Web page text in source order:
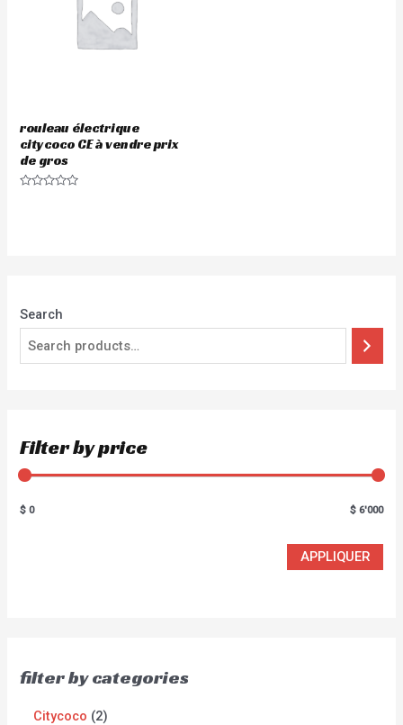
Search
Filter by price
$ 0 $ 6'000
APPLIQUER
filter by categories
Citycoco 2
rouleau électrique
citycoco CE à vendre prix
de gros